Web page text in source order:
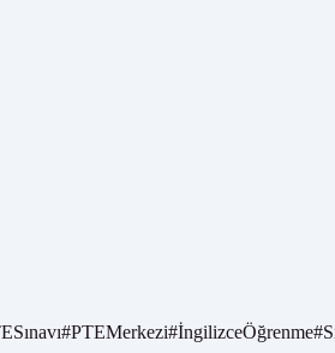
#PTEMerkezi#İngilizceÖğrenme#